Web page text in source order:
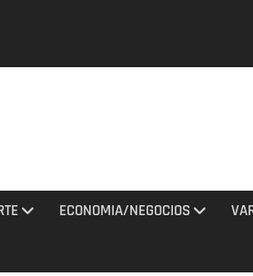
con
al
2026
ECONOMIA/NEGOCIOS